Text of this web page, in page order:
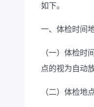
如下。
一、体检时间
（一）体检时
点的视为自动放
（二）体检地点